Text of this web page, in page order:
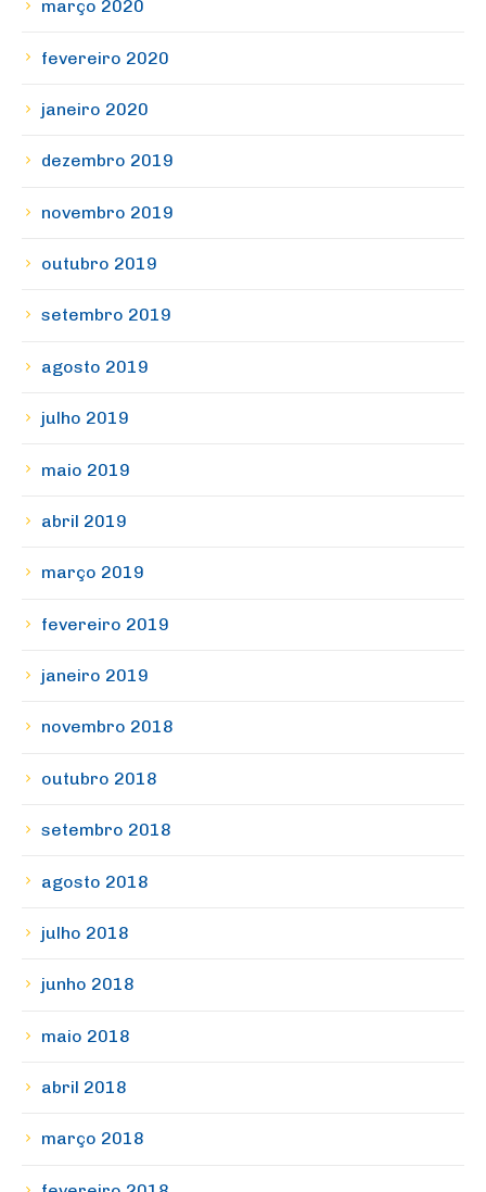
março 2020
fevereiro 2020
janeiro 2020
dezembro 2019
novembro 2019
outubro 2019
setembro 2019
agosto 2019
julho 2019
maio 2019
abril 2019
março 2019
fevereiro 2019
janeiro 2019
novembro 2018
outubro 2018
setembro 2018
agosto 2018
julho 2018
junho 2018
maio 2018
abril 2018
março 2018